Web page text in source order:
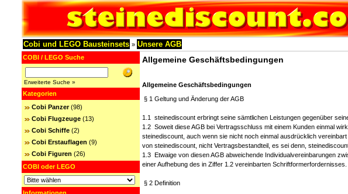
Cobi und LEGO Bausteinsets » Unsere AGB
COBI / LEGO Suche
Erweiterte Suche »
Kategorien
Cobi Panzer(98)
Cobi Flugzeuge (13)
Cobi Schiffe (2)
Cobi Erstauflagen (9)
Cobi Figuren (26)
COBI oder LEGO
Allgemeine Geschäftsbedingungen
Allgemeine Geschäftsbedingungen
§ 1 Geltung und Änderung der AGB
1.1 steinediscount erbringt seine sämtlichen Leistungen gegenüber
1.2 Soweit diese AGB bei Vertragsschluss mit einem Kunden einmal
steinediscount, auch wenn sie nicht noch einmal ausdrücklich
von steinediscount, nicht Vertragsbestandteil, es sei denn,
1.3 Etwaige von diesen AGB abweichende Individualvereinbarungen
einer Aufhebung des in Ziffer 1.2 vereinbarten Schriftformerfordernisses.
§ 2 Definition